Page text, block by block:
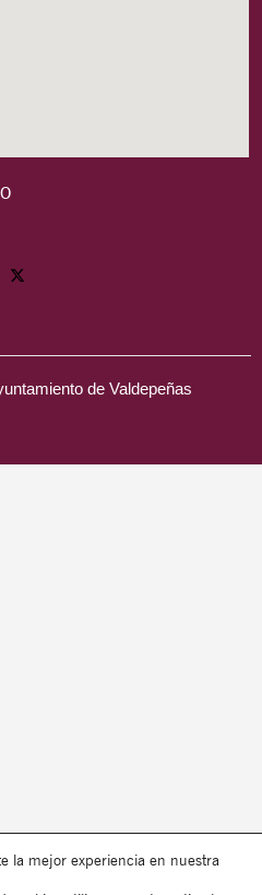
de Valdepeñas
la mejor experiencia en nuestra